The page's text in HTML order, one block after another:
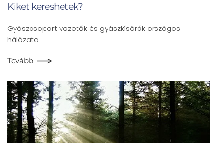
Kiket kereshetek?
Gyászcsoport vezetők és gyászkísérők országos
hálózata
Tovább